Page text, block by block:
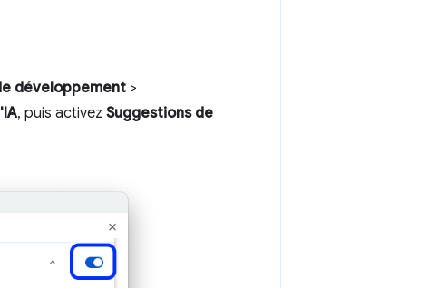
développement >
, puis activez Suggestions de